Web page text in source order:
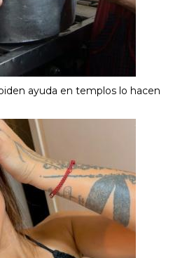
ayuda en templos lo hacen